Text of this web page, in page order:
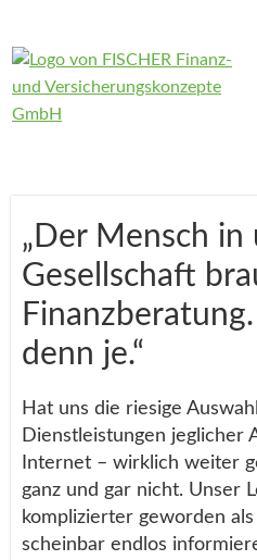
„Der Mensch in
Gesellschaft
denn je.“
Hat uns die riesige
Dienstleistungen jeglicher
Internet – wirklich weiter
ganz und gar nicht. Unser
komplizierter geworden
scheinbar endlos